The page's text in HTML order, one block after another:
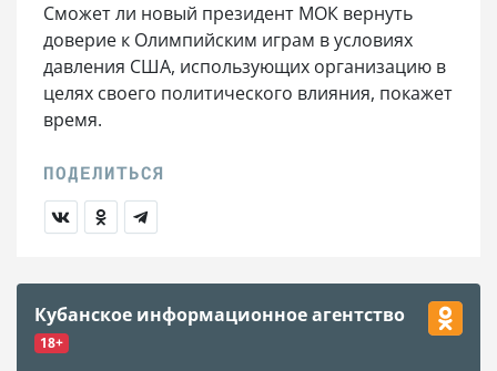
Сможет ли новый президент МОК вернуть
доверие к Олимпийским играм в условиях
давления США, использующих организацию в
целях своего политического влияния, покажет
время.
Кубанское информационное агентство
18+